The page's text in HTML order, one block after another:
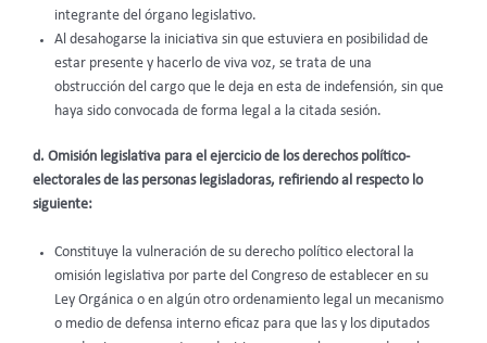
integrante del órgano legislativo.
Al desahogarse la iniciativa sin que estuviera en posibilidad de
estar presente y hacerlo de viva voz, se trata de una
obstrucción del cargo que le deja en esta de indefensión, sin que
haya sido convocada de forma legal a la citada sesión.
d. Omisión legislativa para el ejercicio de los derechos político-
electorales de las personas legisladoras, refiriendo al respecto lo
siguiente:
Constituye la vulneración de su derecho político electoral la
omisión legislativa por parte del Congreso de establecer en su
Ley Orgánica o en algún otro ordenamiento legal un mecanismo
o medio de defensa interno eficaz para que las y los diputados